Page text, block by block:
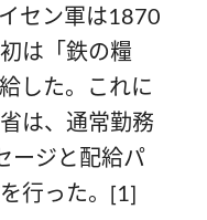
セン軍は1870
は「鉄の糧
した。これに
は、通常勤務
ージと配給パ
行った。[1]